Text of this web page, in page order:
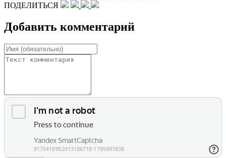
ПОДЕЛИТЬСЯ
Добавить комментарий